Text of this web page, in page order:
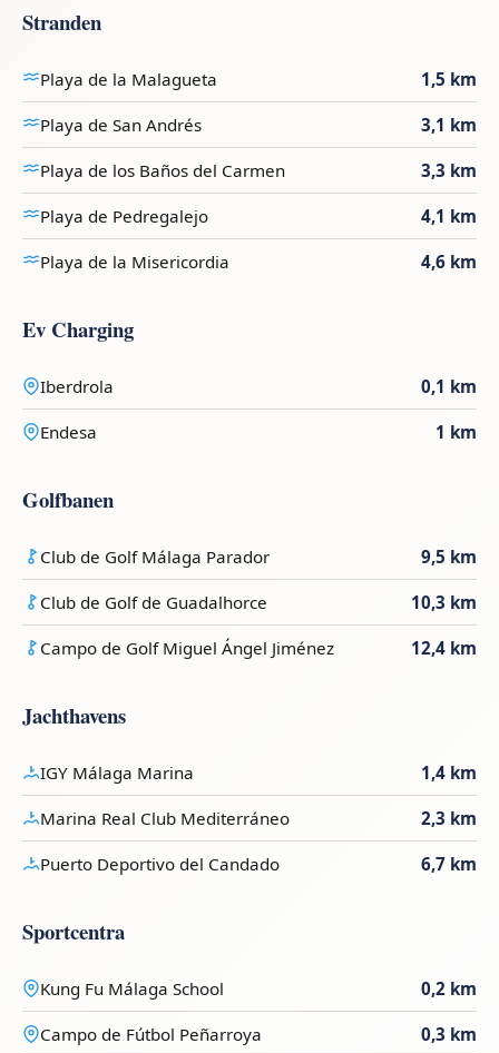
Stranden
Playa de la Malagueta 1,5 km
Playa de San Andrés 3,1 km
Playa de los Baños del Carmen 3,3 km
Playa de Pedregalejo 4,1 km
Playa de la Misericordia 4,6 km
Ev Charging
Iberdrola 0,1 km
Endesa 1 km
Golfbanen
Club de Golf Málaga Parador 9,5 km
Club de Golf de Guadalhorce 10,3 km
Campo de Golf Miguel Ángel Jiménez 12,4 km
Jachthavens
IGY Málaga Marina 1,4 km
Marina Real Club Mediterráneo 2,3 km
Puerto Deportivo del Candado 6,7 km
Sportcentra
Kung Fu Málaga School 0,2 km
Campo de Fútbol Peñarroya 0,3 km